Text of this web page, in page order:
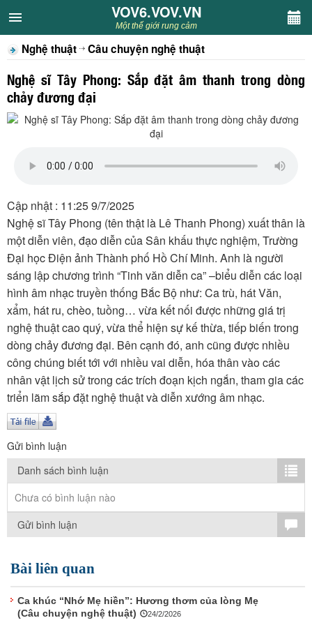
VOV6.VOV.VN
CHUYÊN MỤC
Khách VOV6
Văn học
Nghệ thuật
Thiếu nhi
Kết nối VOV6
TÌM KIẾM
Vận hành bởi QI Corp
VOV6.VOV.VN
Một thế giới rung cảm
Nghệ thuật Câu chuyện nghệ thuật
Nghệ sĩ Tây Phong: Sắp đặt âm thanh trong dòng
chảy đương đại
Cập nhật : 11:25 9/7/2025
Nghệ sĩ Tây Phong (tên thật là Lê Thanh Phong) xuất thân là
một diễn viên, đạo diễn của Sân khấu thực nghiệm, Trường
Đại học Điện ảnh Thành phố Hồ Chí Minh. Anh là người
sáng lập chương trình “Tinh văn diễn ca” –biểu diễn các loại
hình âm nhạc truyền thống Bắc Bộ như: Ca trù, hát Văn,
xẩm, hát ru, chèo, tuồng… vừa kết nối được những giá trị
nghệ thuật cao quý, vừa thể hiện sự kế thừa, tiếp biến trong
dòng chảy đương đại. Bên cạnh đó, anh cũng được nhiều
công chúng biết tới với nhiều vai diễn, hóa thân vào các
nhân vật lịch sử trong các trích đoạn kịch ngắn, tham gia các
triển lãm sắp đặt nghệ thuật và diễn xướng âm nhạc.
Gửi bình luận
Danh sách bình luận
Chưa có bình luận nào
Gửi bình luận
Bài liên quan
Ca khúc “Nhớ Mẹ hiền”: Hương thơm của lòng Mẹ
(Câu chuyện nghệ thuật)
24/2/2026